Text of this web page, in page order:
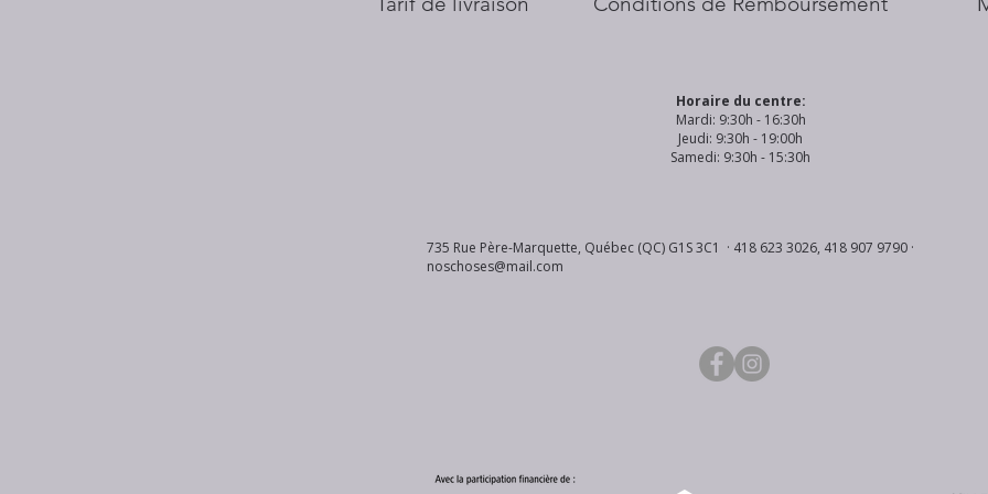
Horaire du centre:
Mardi: 9:30h - 16:30h
Jeudi: 9:30h - 19:00h
Samedi: 9:30h - 15:30h
735 Rue Père-Marquette, Québec (QC) G1S 3C1 · 418 623 3026, 418 907 9790 ·
noschoses@mail.com